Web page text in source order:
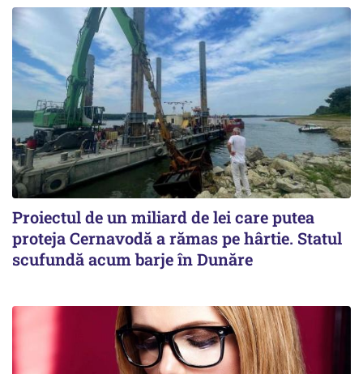
Proiectul de un miliard de lei care putea
proteja Cernavodă a rămas pe hârtie. Statul
scufundă acum barje în Dunăre